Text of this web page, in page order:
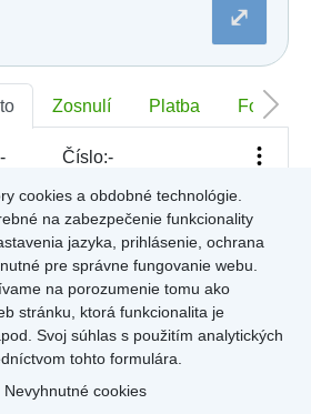
⤢
Zosnulí Platba Foto
- Číslo:-
kliknite na hrobové miesto na
priezvisko a meno zosnulého vo
vyhľadávania.
|Citáty|O cintorínoch|
cookies a obdobné technológie.
na zabezpečenie funkcionality
jazyka, prihlásenie, ochrana
pre správne fungovanie webu.
na porozumenie tomu ako
stránku, ktorá funkcionalita je
Svoj súhlas s použitím analytických
tohto formulára.
Nevyhnutné cookies